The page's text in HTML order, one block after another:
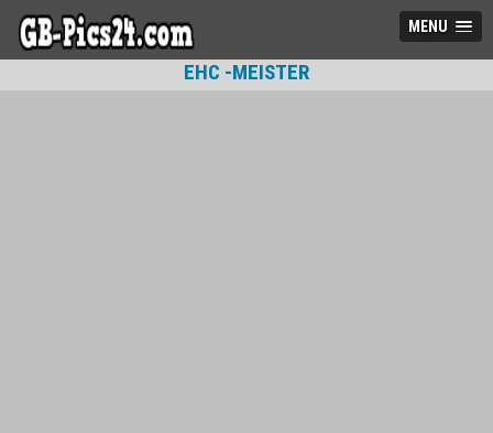
MENU
EHC -MEISTER